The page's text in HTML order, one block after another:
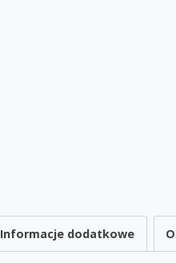
Informacje dodatkowe